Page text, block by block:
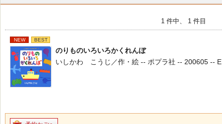
1 件中、 1 件目
NEW BEST
のりものいろいろかくれんぼ
いしかわ こうじ／作・絵 -- ポプラ社 -- 200605 -- E